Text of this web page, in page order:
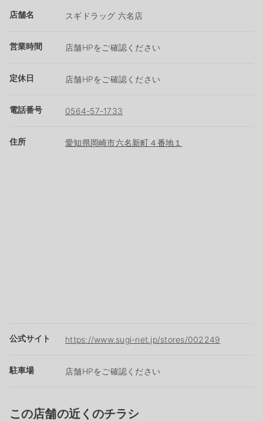
店舗名 スギドラッグ 六名店
営業時間 店舗HPをご確認ください
定休日 店舗HPをご確認ください
電話番号 0564-57-1733
住所 愛知県岡崎市六名新町４番地１
公式サイト https://www.sugi-net.jp/stores/002249
駐車場 店舗HPをご確認ください
この店舗の近くのチラシ